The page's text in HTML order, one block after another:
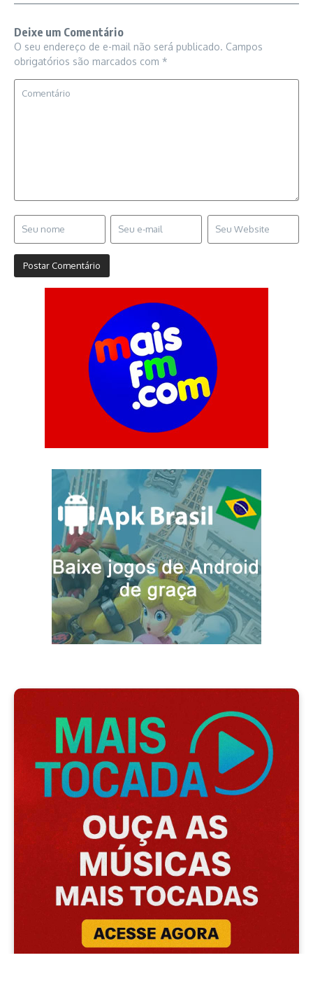
Deixe um Comentário
O seu endereço de e-mail não será publicado. Campos
obrigatórios são marcados com *